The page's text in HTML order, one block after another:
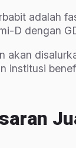
adalah
D dengan
akan
institusi